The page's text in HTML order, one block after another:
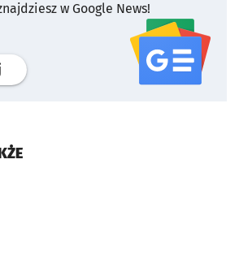
w Google News!
profil serwisu